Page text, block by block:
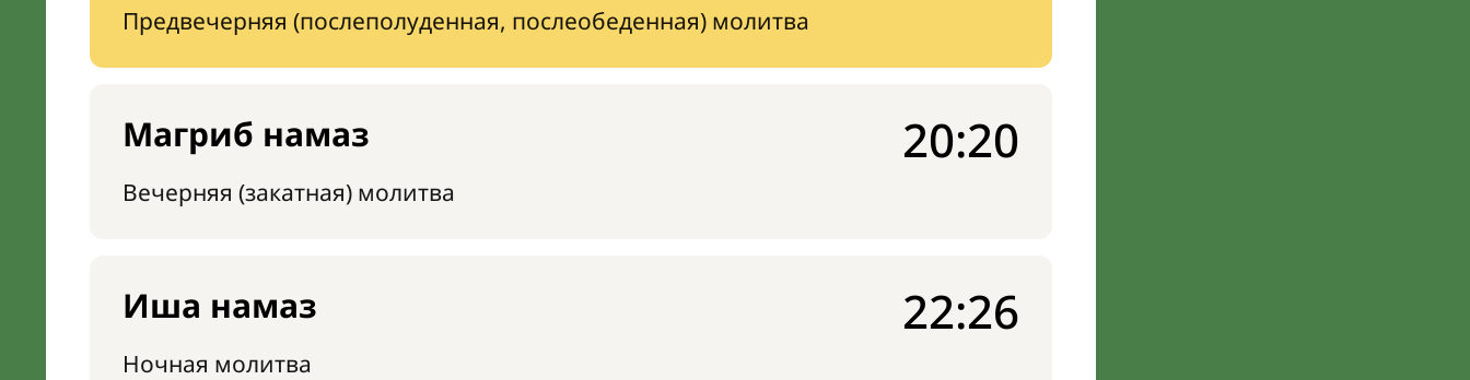
Предвечерняя (послеполуденная, послеобеденная) молитва
Магриб намаз
Вечерняя (закатная) молитва
20:20
Иша намаз
Ночная молитва
22:26